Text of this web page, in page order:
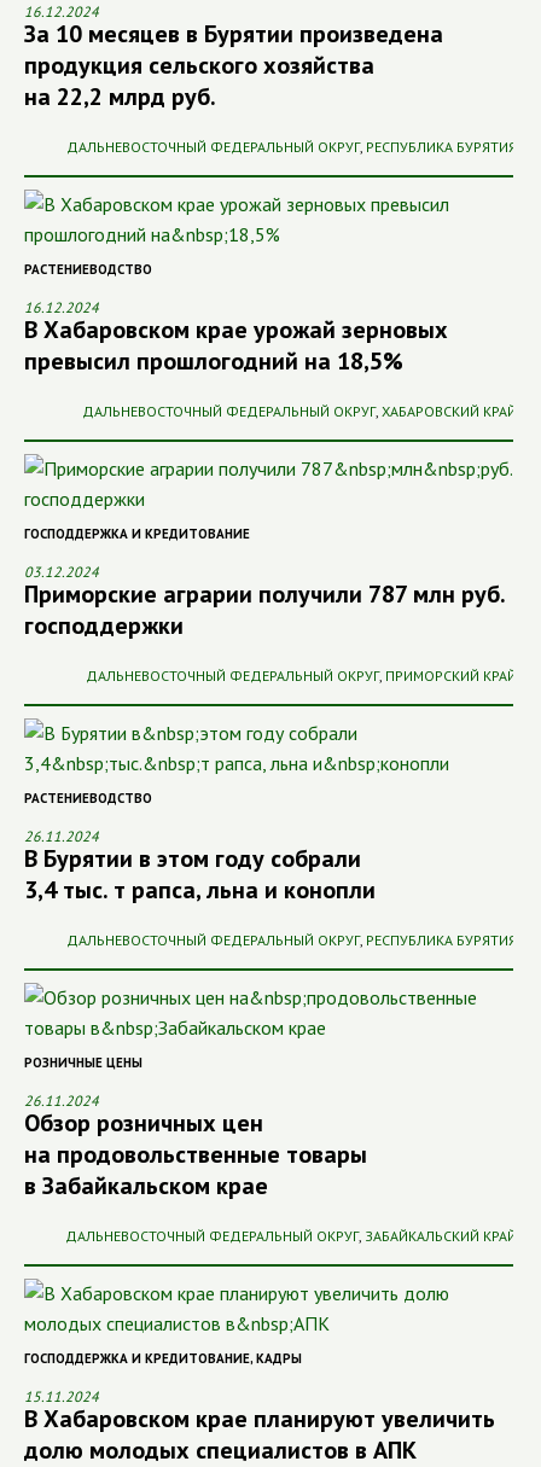
16.12.2024
За 10 месяцев в Бурятии произведена
продукция сельского хозяйства
на 22,2 млрд руб.
ДАЛЬНЕВОСТОЧНЫЙ ФЕДЕРАЛЬНЫЙ ОКРУГ, РЕСПУБЛИКА БУРЯТИЯ
РАСТЕНИЕВОДСТВО
16.12.2024
В Хабаровском крае урожай зерновых
превысил прошлогодний на 18,5%
ДАЛЬНЕВОСТОЧНЫЙ ФЕДЕРАЛЬНЫЙ ОКРУГ, ХАБАРОВСКИЙ КРАЙ
ГОСПОДДЕРЖКА И КРЕДИТОВАНИЕ
03.12.2024
Приморские аграрии получили 787 млн руб.
господдержки
ДАЛЬНЕВОСТОЧНЫЙ ФЕДЕРАЛЬНЫЙ ОКРУГ, ПРИМОРСКИЙ КРАЙ
РАСТЕНИЕВОДСТВО
26.11.2024
В Бурятии в этом году собрали
3,4 тыс. т рапса, льна и конопли
ДАЛЬНЕВОСТОЧНЫЙ ФЕДЕРАЛЬНЫЙ ОКРУГ, РЕСПУБЛИКА БУРЯТИЯ
РОЗНИЧНЫЕ ЦЕНЫ
26.11.2024
Обзор розничных цен
на продовольственные товары
в Забайкальском крае
ДАЛЬНЕВОСТОЧНЫЙ ФЕДЕРАЛЬНЫЙ ОКРУГ, ЗАБАЙКАЛЬСКИЙ КРАЙ
ГОСПОДДЕРЖКА И КРЕДИТОВАНИЕ, КАДРЫ
15.11.2024
В Хабаровском крае планируют увеличить
долю молодых специалистов в АПК